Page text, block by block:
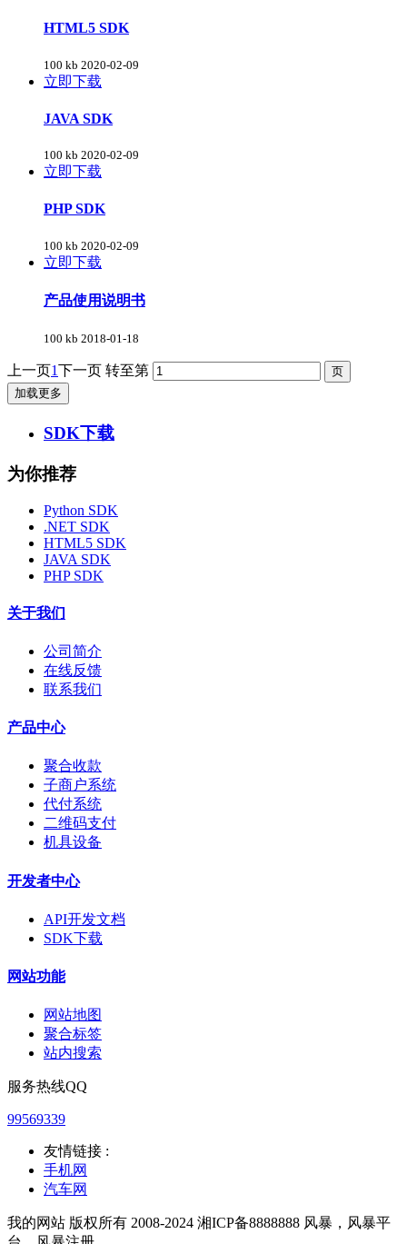
HTML5 SDK
100 kb 2020-02-09
立即下载
JAVA SDK
100 kb 2020-02-09
立即下载
PHP SDK
100 kb 2020-02-09
立即下载
产品使用说明书
100 kb 2018-01-18
上一页1下一页 转至第
加载更多
SDK下载
为你推荐
Python SDK
.NET SDK
HTML5 SDK
JAVA SDK
PHP SDK
关于我们
公司简介
在线反馈
联系我们
产品中心
聚合收款
子商户系统
代付系统
二维码支付
机具设备
开发者中心
API开发文档
SDK下载
网站功能
网站地图
聚合标签
站内搜索
服务热线QQ
99569339
友情链接 :
手机网
汽车网
我的网站 版权所有 2008-2024 湘ICP备8888888 风暴，风暴平